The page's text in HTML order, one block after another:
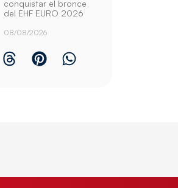
conquistar el bronce
del EHF EURO 2026
08/08/2026